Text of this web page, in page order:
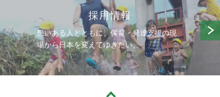
採用情報
想いある人とともに、保育・発達支援の現
場から日本を変えてゆきたい。